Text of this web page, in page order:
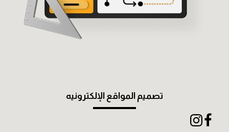
تصميم المواقع الإلكترونيه